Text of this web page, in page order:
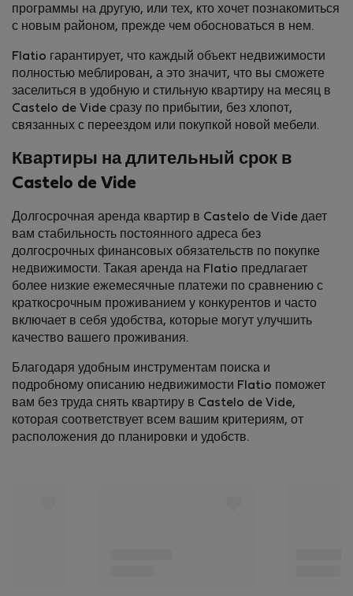
программы на другую, или тех, кто хочет познакомиться
с новым районом, прежде чем обосноваться в нем.
Flatio гарантирует, что каждый объект недвижимости
полностью меблирован, а это значит, что вы сможете
заселиться в удобную и стильную квартиру на месяц в
Castelo de Vide сразу по прибытии, без хлопот,
связанных с переездом или покупкой новой мебели.
Квартиры на длительный срок в
Castelo de Vide
Долгосрочная аренда квартир в Castelo de Vide дает
вам стабильность постоянного адреса без
долгосрочных финансовых обязательств по покупке
недвижимости. Такая аренда на Flatio предлагает
более низкие ежемесячные платежи по сравнению с
краткосрочным проживанием у конкурентов и часто
включает в себя удобства, которые могут улучшить
качество вашего проживания.
Благодаря удобным инструментам поиска и
подробному описанию недвижимости Flatio поможет
вам без труда снять квартиру в Castelo de Vide,
которая соответствует всем вашим критериям, от
расположения до планировки и удобств.